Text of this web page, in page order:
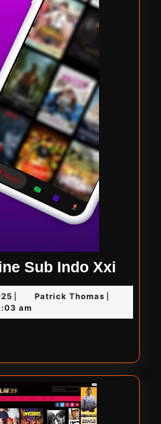
Sub Indo Xxi
Indo
October
14,
2025
Patrick ThomasPatrick
am